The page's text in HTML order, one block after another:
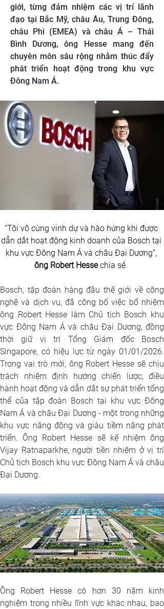
giới, từng đảm nhiệm các vị trí lãnh
đạo tại Bắc Mỹ, châu Âu, Trung Đông,
châu Phi (EMEA) và châu Á – Thái
Bình Dương, ông Hesse mang đến
chuyên môn sâu rộng nhằm thúc đẩy
phát triển hoạt động trong khu vực
Đông Nam Á.
“Tôi vô cùng vinh dự và hào hứng khi được
dẫn dắt hoạt động kinh doanh của Bosch tại
khu vực Đông Nam Á và châu Đại Dương”,
ông Robert Hesse chia sẻ.
Bosch, tập đoàn hàng đầu thế giới về công
nghệ và dịch vụ, đã công bố việc bổ nhiệm
ông Robert Hesse làm Chủ tịch Bosch khu
vực Đông Nam Á và châu Đại Dương, đồng
thời giữ vị trí Tổng Giám đốc Bosch
Singapore, có hiệu lực từ ngày 01/01/2026.
Trong vai trò mới, ông Robert Hesse sẽ chịu
trách nhiệm định hướng chiến lược, điều
hành hoạt động và dẫn dắt sự phát triển tổng
thể của tập đoàn Bosch tại khu vực Đông
Nam Á và châu Đại Dương - một trong những
khu vực năng động và giàu tiềm năng phát
triển. Ông Robert Hesse sẽ kế nhiệm ông
Vijay Ratnaparkhe, người tiền nhiệm ở vị trí
Chủ tịch Bosch khu vực Đông Nam Á và châu
Đại Dương.
Ông Robert Hesse có hơn 30 năm kinh
nghiệm trong nhiều lĩnh vực khác nhau, bao